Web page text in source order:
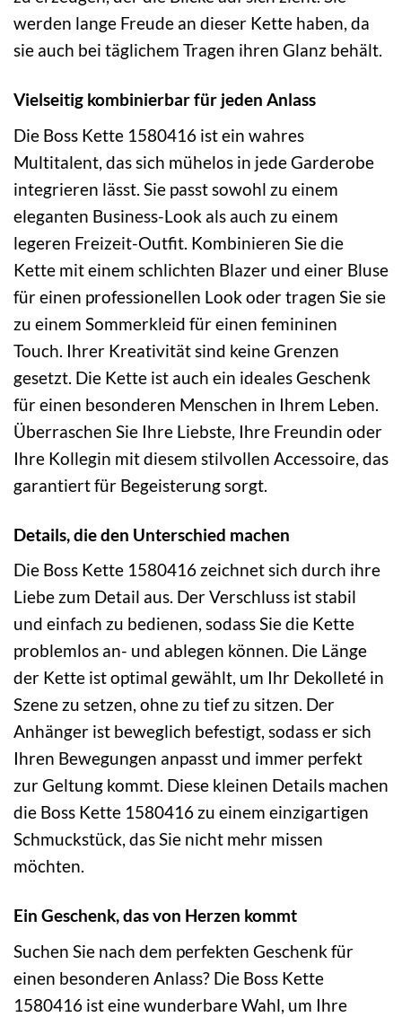
werden lange Freude an dieser Kette haben, da
sie auch bei täglichem Tragen ihren Glanz behält.
Vielseitig kombinierbar für jeden Anlass
Die Boss Kette 1580416 ist ein wahres
Multitalent, das sich mühelos in jede Garderobe
integrieren lässt. Sie passt sowohl zu einem
eleganten Business-Look als auch zu einem
legeren Freizeit-Outfit. Kombinieren Sie die
Kette mit einem schlichten Blazer und einer Bluse
für einen professionellen Look oder tragen Sie sie
zu einem Sommerkleid für einen femininen
Touch. Ihrer Kreativität sind keine Grenzen
gesetzt. Die Kette ist auch ein ideales Geschenk
für einen besonderen Menschen in Ihrem Leben.
Überraschen Sie Ihre Liebste, Ihre Freundin oder
Ihre Kollegin mit diesem stilvollen Accessoire, das
garantiert für Begeisterung sorgt.
Details, die den Unterschied machen
Die Boss Kette 1580416 zeichnet sich durch ihre
Liebe zum Detail aus. Der Verschluss ist stabil
und einfach zu bedienen, sodass Sie die Kette
problemlos an- und ablegen können. Die Länge
der Kette ist optimal gewählt, um Ihr Dekolleté in
Szene zu setzen, ohne zu tief zu sitzen. Der
Anhänger ist beweglich befestigt, sodass er sich
Ihren Bewegungen anpasst und immer perfekt
zur Geltung kommt. Diese kleinen Details machen
die Boss Kette 1580416 zu einem einzigartigen
Schmuckstück, das Sie nicht mehr missen
möchten.
Ein Geschenk, das von Herzen kommt
Suchen Sie nach dem perfekten Geschenk für
einen besonderen Anlass? Die Boss Kette
1580416 ist eine wunderbare Wahl, um Ihre